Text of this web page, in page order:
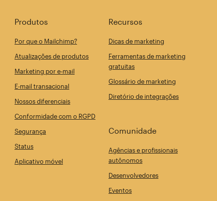
Produtos
Por que o Mailchimp?
Atualizações de produtos
Marketing por e-mail
E-mail transacional
Nossos diferenciais
Conformidade com o RGPD
Segurança
Status
Aplicativo móvel
Recursos
Dicas de marketing
Ferramentas de marketing
gratuitas
Glossário de marketing
Diretório de integrações
Comunidade
Agências e profissionais
autônomos
Desenvolvedores
Eventos